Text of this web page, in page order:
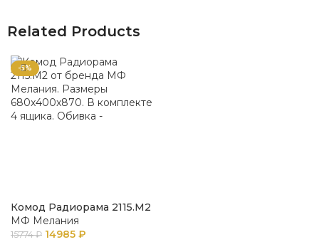
Related Products
-5%
Комод Радиорама 2115.М2
МФ Мелания
15774₽ 14985 ₽